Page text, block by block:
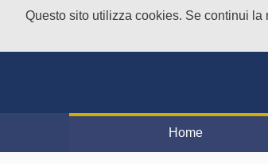
Questo sito utilizza cookies. Se continui
Home